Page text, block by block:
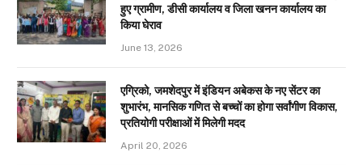
हुए ग्रामीण, डीसी कार्यालय व जिला खनन कार्यालय का
किया घेराव
June 13, 2026
एग्रिको, जमशेदपुर में इंडियन अबेकस के नए सेंटर का
शुभारंभ, मानसिक गणित से बच्चों का होगा सर्वांगीण विकास,
प्रतियोगी परीक्षाओं में मिलेगी मदद
April 20, 2026